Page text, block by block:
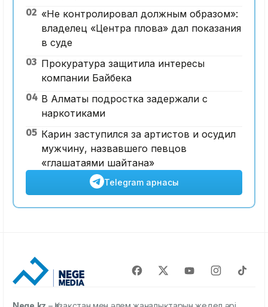
02 «Не контролировал должным образом»:
владелец «Центра плова» дал показания
в суде
03 Прокуратура защитила интересы
компании Байбека
04 В Алматы подростка задержали с
наркотиками
05 Карин заступился за артистов и осудил
мужчину, назвавшего певцов
«глашатаями шайтана»
Telegram арнасы